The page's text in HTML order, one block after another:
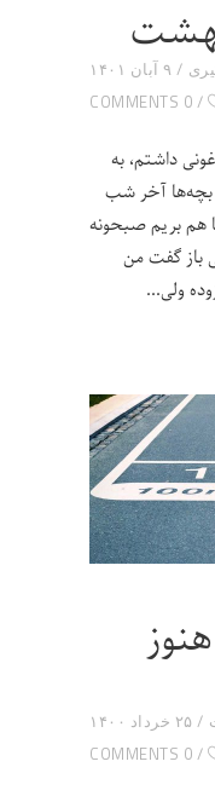
۹ آبان ۱۴۰۱
0 COMMENTS
داشتم، به
بچه‌ها آخر شب
هم بریم صبحونه
باز گفت من
ولی
۲۵ خرداد ۱۴۰۰
0 COMMENTS